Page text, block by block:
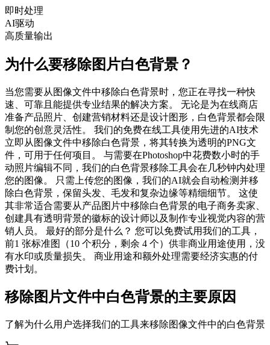
即时处理
AI驱动
高质量输出
为什么要移除图片白色背景？
当您需要从图像文件中移除白色背景时，您正在寻找一种快
速、可靠且能提供专业结果的解决方案。 无论是为在线商店
准备产品照片、创建营销材料还是设计图形，白色背景都会限
制您的创意灵活性。 我们的免费在线工具使用先进的AI技术
立即从图像文件中移除白色背景，将其转换为透明的PNG文
件，可用于任何项目。 与需要在Photoshop中花费数小时的手
动照片编辑不同，我们的白色背景移除工具会在几秒钟内处理
您的图像。 只需上传您的图像，我们的AI就会自动检测并移
除白色背景，保留头发、毛发和复杂边缘等精细细节。 这使
其非常适合需要从产品图片中移除白色背景的电子商务卖家、
创建具有透明背景的徽标的设计师以及制作专业视觉内容的营
销人员。 最好的部分是什么？ 您可以免费试用我们的工具，
前1 张标准图（10 个积分，剩余 4 个）供非商业用途使用，没
有水印或质量损失。 商业用途和额外处理需要经济实惠的付
费计划。
移除图片文件中白色背景的主要原因
了解为什么用户选择我们的工具来移除图像文件中的白色背景